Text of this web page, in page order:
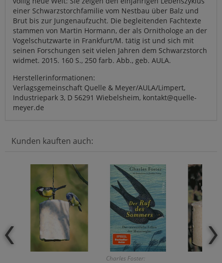
einer Schwarzstorchfamilie vom Nestbau über Balz und
Brut bis zur Jungenaufzucht. Die begleitenden Fachtexte
stammen von Martin Hormann, der als Ornithologe an der
Vogelschutzwarte in Frankfurt/M. tätig ist und sich mit
seinen Forschungen seit vielen Jahren dem Schwarzstorch
widmet. 2015. 160 S., 250 farb. Abb., geb. AULA.
Herstellerinformationen:
Verlagsgemeinschaft Quelle & Meyer/AULA/Limpert,
Industriepark 3, D 56291 Wiebelsheim, kontakt@quelle-
meyer.de
Kunden kauften auch:
Charles Foster: